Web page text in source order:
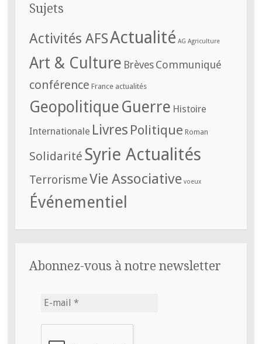
Sujets
Activités AFSActualité AG Agriculture
Art & Culture Brèves Communiqué
conférence France actualités
GeopolitiqueGuerre Histoire
Internationale Livres Politique Roman
Solidarité Syrie Actualités
TerrorismeVie Associative voeux
Événementiel
Abonnez-vous à notre newsletter